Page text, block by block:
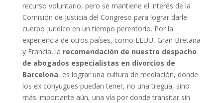
recurso voluntario, pero se mantiene el interés de la
Comisión de Justicia del Congreso para lograr darle
cuerpo jurídico en un tiempo perentorio. Por la
experiencia de otros países, como EEUU, Gran Bretaña
y Francia, la recomendación de nuestro despacho
de abogados especialistas en divorcios de
Barcelona, es lograr una cultura de mediación, donde
los ex conyugues puedan tener, no una tregua, sino
más importante aún, una vía por donde transitar sin